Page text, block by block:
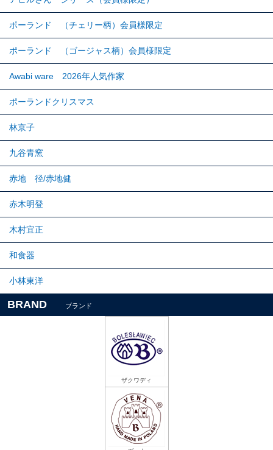
ポーランド （チェリー柄）会員様限定
ポーランド （ゴージャス柄）会員様限定
Awabi ware 2026年人気作家
ポーランドクリスマス
林京子
九谷青窯
赤地 径/赤地健
赤木明登
木村宜正
和食器
小林東洋
BRAND ブランド
ザクワディ